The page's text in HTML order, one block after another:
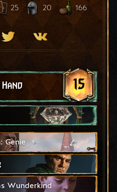
25 20 166
15
Genie
Wunderkind